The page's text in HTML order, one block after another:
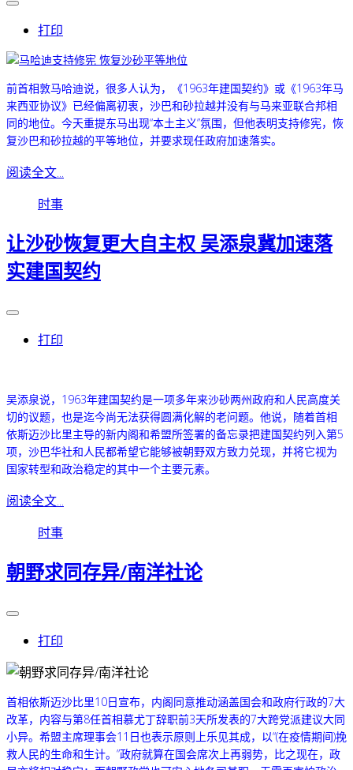
打印
前首相敦马哈迪说，很多人认为，《1963年建国契约》或《1963年马
来西亚协议》已经偏离初衷，沙巴和砂拉越并没有与马来亚联合邦相
同的地位。 今天重提东马出现“本土主义”氛围，但他表明支持修宪，恢
复沙巴和砂拉越的平等地位，并要求现任政府加速落实。
阅读全文...
时事
让沙砂恢复更大自主权 吴添泉冀加速落
实建国契约
打印
吴添泉说，1963年建国契约是一项多年来沙砂两州政府和人民高度关
切的议题，也是迄今尚无法获得圆满化解的老问题。他说，随着首相
依斯迈沙比里主导的新内阁和希盟所签署的备忘录把建国契约列入第5
项，沙巴华社和人民都希望它能够被朝野双方致力兑现，并将它视为
国家转型和政治稳定的其中一个主要元素。
阅读全文...
时事
朝野求同存异/南洋社论
打印
首相依斯迈沙比里10日宣布，内阁同意推动涵盖国会和政府行政的7大
改革，内容与第8任首相慕尤丁辞职前3天所发表的7大跨党派建议大同
小异。 希盟主席理事会11日也表示原则上乐见其成，以“(在疫情期间)挽
救人民的生命和生计。”政府就算在国会席次上再弱势，比之现在，政